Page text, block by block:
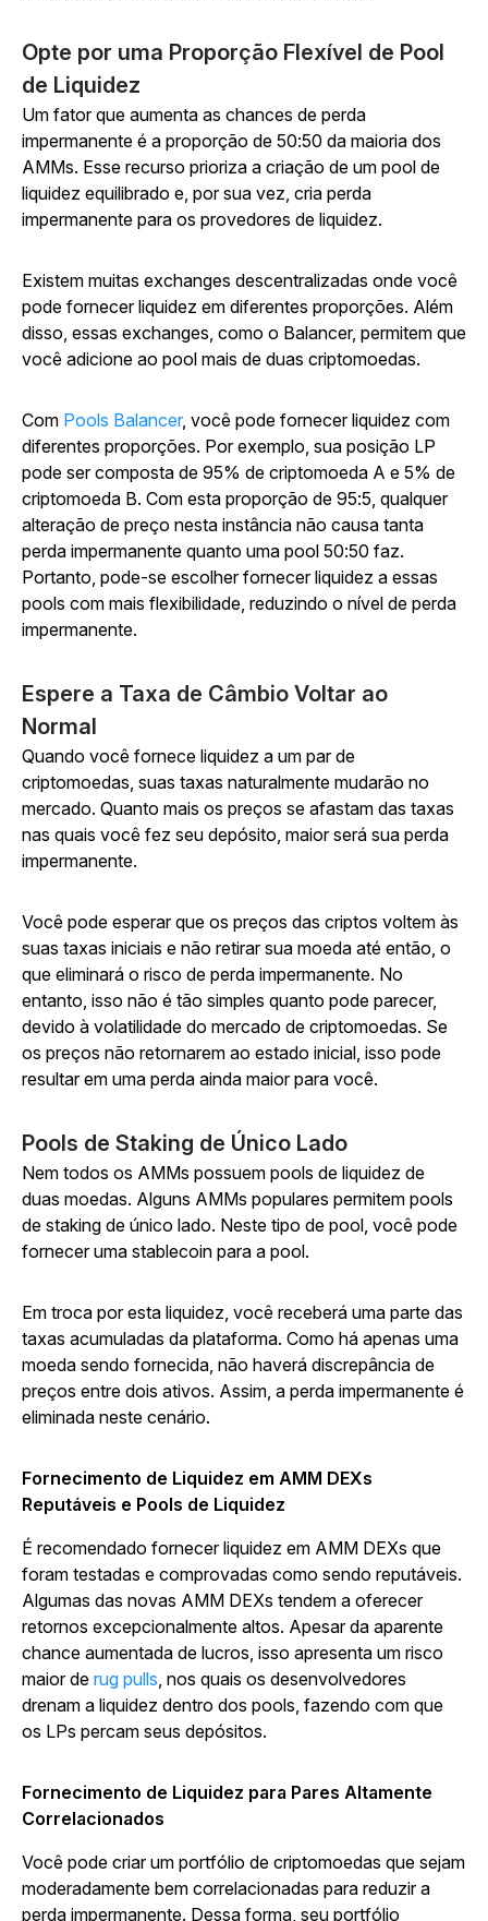
Opte por uma Proporção Flexível de Pool
de Liquidez
Um fator que aumenta as chances de perda
impermanente é a proporção de 50:50 da maioria dos
AMMs. Esse recurso prioriza a criação de um pool de
liquidez equilibrado e, por sua vez, cria perda
impermanente para os provedores de liquidez.
Existem muitas exchanges descentralizadas onde você
pode fornecer liquidez em diferentes proporções. Além
disso, essas exchanges, como o Balancer, permitem que
você adicione ao pool mais de duas criptomoedas.
Com Pools Balancer, você pode fornecer liquidez com
diferentes proporções. Por exemplo, sua posição LP
pode ser composta de 95% de criptomoeda A e 5% de
criptomoeda B. Com esta proporção de 95:5, qualquer
alteração de preço nesta instância não causa tanta
perda impermanente quanto uma pool 50:50 faz.
Portanto, pode-se escolher fornecer liquidez a essas
pools com mais flexibilidade, reduzindo o nível de perda
impermanente.
Espere a Taxa de Câmbio Voltar ao
Normal
Quando você fornece liquidez a um par de
criptomoedas, suas taxas naturalmente mudarão no
mercado. Quanto mais os preços se afastam das taxas
nas quais você fez seu depósito, maior será sua perda
impermanente.
Você pode esperar que os preços das criptos voltem às
suas taxas iniciais e não retirar sua moeda até então, o
que eliminará o risco de perda impermanente. No
entanto, isso não é tão simples quanto pode parecer,
devido à volatilidade do mercado de criptomoedas. Se
os preços não retornarem ao estado inicial, isso pode
resultar em uma perda ainda maior para você.
Pools de Staking de Único Lado
Nem todos os AMMs possuem pools de liquidez de
duas moedas. Alguns AMMs populares permitem pools
de staking de único lado. Neste tipo de pool, você pode
fornecer uma stablecoin para a pool.
Em troca por esta liquidez, você receberá uma parte das
taxas acumuladas da plataforma. Como há apenas uma
moeda sendo fornecida, não haverá discrepância de
preços entre dois ativos. Assim, a perda impermanente é
eliminada neste cenário.
Fornecimento de Liquidez em AMM DEXs
Reputáveis e Pools de Liquidez
É recomendado fornecer liquidez em AMM DEXs que
foram testadas e comprovadas como sendo reputáveis.
Algumas das novas AMM DEXs tendem a oferecer
retornos excepcionalmente altos. Apesar da aparente
chance aumentada de lucros, isso apresenta um risco
maior de rug pulls, nos quais os desenvolvedores
drenam a liquidez dentro dos pools, fazendo com que
os LPs percam seus depósitos.
Fornecimento de Liquidez para Pares Altamente
Correlacionados
Você pode criar um portfólio de criptomoedas que sejam
moderadamente bem correlacionadas para reduzir a
perda impermanente. Dessa forma, seu portfólio